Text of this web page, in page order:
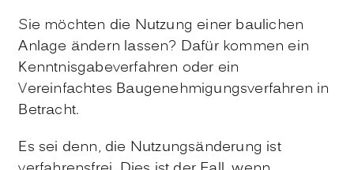
Sie möchten die Nutzung einer baulichen
Anlage ändern lassen? Dafür kommen ein
Kenntnisgabeverfahren oder ein
Vereinfachtes Baugenehmigungsverfahren in
Betracht.
Es sei denn, die Nutzungsänderung ist